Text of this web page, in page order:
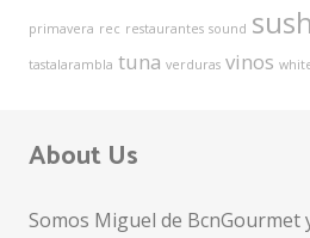
primavera rec restaurantes sound
tastalarambla tuna verduras vinos
About Us
Somos Miguel de BcnGourmet